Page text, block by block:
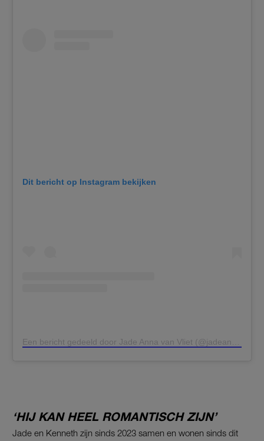
Dit bericht op Instagram bekijken
Een bericht gedeeld door Jade Anna van Vliet (@jadeanna)
‘HIJ KAN HEEL ROMANTISCH ZIJN’
Jade en Kenneth zijn sinds 2023 samen en wonen sinds dit